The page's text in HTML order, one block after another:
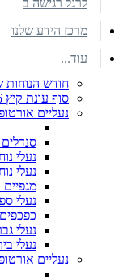
מרכז הידע שלנו
עוד...
חודש הנוחות
סוף עונת קיץ 2026
נעליים
נעלי
נעלי
מגפיים
נעלי
נעלי
נעלי
נעליים